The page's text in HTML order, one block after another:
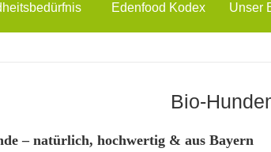
Edenfood Kodex Unser
Bio-
– natürlich, hochwertig & aus Bayern